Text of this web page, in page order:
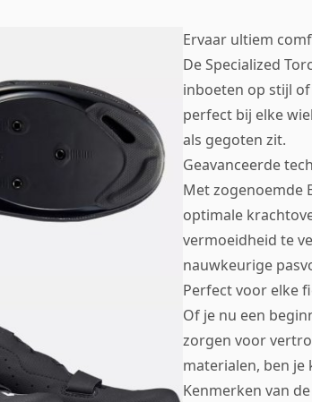
Ervaar ultiem
De Specialized
inboeten op stijl
perfect bij elke
als gegoten zit.
Geavanceerde
Met zogenoemde
optimale
vermoeidheid te
nauwkeurige
Perfect voor elke
Of je nu een
zorgen voor
materialen, ben je
Kenmerken van